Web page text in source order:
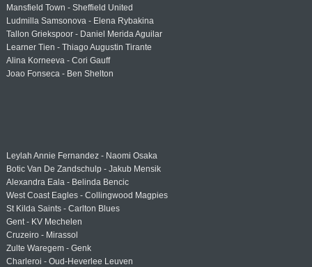
Mansfield Town - Sheffield United
Ludmilla Samsonova - Elena Rybakina
Tallon Griekspoor - Daniel Merida Aguilar
Learner Tien - Thiago Augustin Tirante
Alina Korneeva - Cori Gauff
Joao Fonseca - Ben Shelton
Leylah Annie Fernandez - Naomi Osaka
Botic Van De Zandschulp - Jakub Mensik
Alexandra Eala - Belinda Bencic
West Coast Eagles - Collingwood Magpies
St Kilda Saints - Carlton Blues
Gent - KV Mechelen
Cruzeiro - Mirassol
Zulte Waregem - Genk
Charleroi - Oud-Heverlee Leuven